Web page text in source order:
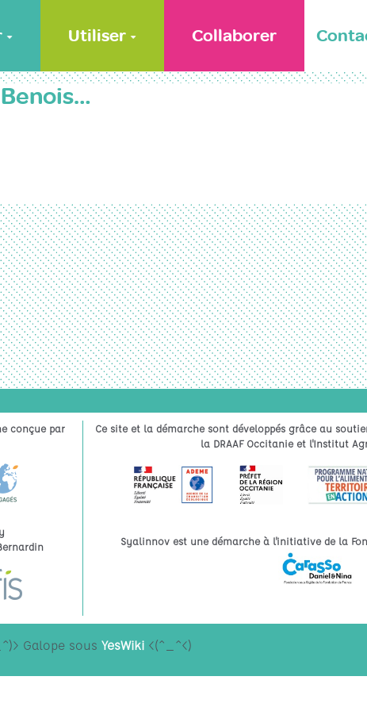
Utiliser Collaborer
conçue par
Ce site et la démarche sont développés grâce au
la DRAAF Occitanie et l'Institut
Syalinnov est une démarche à l'initiative de la
Galope sous YesWiki<(^_^<)